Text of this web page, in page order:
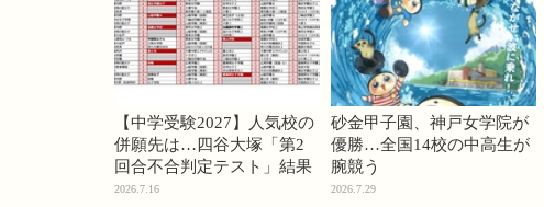
【中学受験2027】人気校の
併願先は…四谷大塚「第2
回合不合判定テスト」結果
2026.7.16
砂金甲子園、神戸女学院が
優勝…全国14校の中高生が
腕競う
2026.7.29